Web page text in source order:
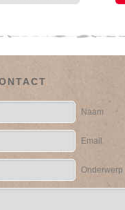
Naam
Email
Onderwerp